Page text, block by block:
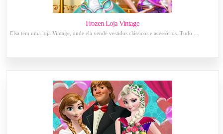
Frozen Loja Vintage
Elsa tem uma loja Vintage, onde ela vende vestidos clássicos e acessórios. Tudo ...